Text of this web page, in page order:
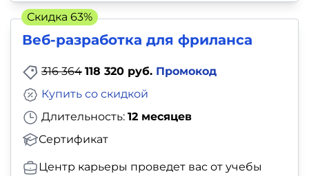
Веб-разработка для фриланса
316 364 118 320 руб. Промокод
Длительность: 12 месяцев
Сертификат
Купить со скидкой
Центр карьеры проведет вас от учебы
Скидка 63%